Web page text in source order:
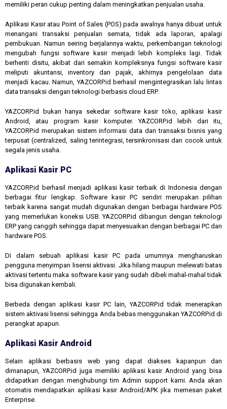
memiliki peran cukup penting dalam meningkatkan penjualan usaha.
Aplikasi Kasir atau Point of Sales (POS) pada awalnya hanya dibuat untuk
menangani transaksi penjualan semata, tidak ada laporan, apalagi
pembukuan. Namun seiring berjalannya waktu, perkembangan teknologi
mengubah fungsi software kasir menjadi lebih kompleks lagi. Tidak
berhenti disitu, akibat dari semakin kompleksnya fungsi software kasir
meliputi akuntansi, inventory dan pajak, akhirnya pengelolaan data
menjadi kacau. Namun, YAZCORP.id berhasil mengintegrasikan lalu lintas
data transaksi dengan teknologi berbasis cloud ERP.
YAZCORP.id bukan hanya sekedar software kasir toko, aplikasi kasir
Android, atau program kasir komputer. YAZCORP.id lebih dari itu,
YAZCORP.id merupakan sistem informasi data dan transaksi bisnis yang
terpusat (centralized, saling terintegrasi, tersinkronisasi dan cocok untuk
segala jenis usaha.
Aplikasi Kasir PC
YAZCORP.id berhasil menjadi aplikasi kasir terbaik di Indonesia dengan
berbagai fitur lengkap. Software kasir PC sendiri merupakan pilihan
terbaik karena sangat mudah digunakan dengan berbagai hardware POS
yang memerlukan koneksi USB. YAZCORP.id dibangun dengan teknologi
ERP yang canggih sehingga dapat menyesuaikan dengan berbagai PC dan
hardware POS.
Di dalam sebuah aplikasi kasir PC pada umumnya mengharuskan
pengguna menyimpan lisensi aktivasi. Jika hilang maupun melewati batas
aktivasi tertentu maka software kasir yang sudah dibeli mahal-mahal tidak
bisa digunakan kembali.
Berbeda dengan aplikasi kasir PC lain, YAZCORP.id tidak menerapkan
sistem aktivasi lisensi sehingga Anda bebas menggunakan YAZCORP.id di
perangkat apapun.
Aplikasi Kasir Android
Selain aplikasi berbasis web yang dapat diakses kapanpun dan
dimanapun, YAZCORP.id juga memiliki aplikasi kasir Android yang bisa
didapatkan dengan menghubungi tim Admin support kami. Anda akan
otomatis mendapatkan aplikasi kasir Android/APK jika memesan paket
Enterprise.